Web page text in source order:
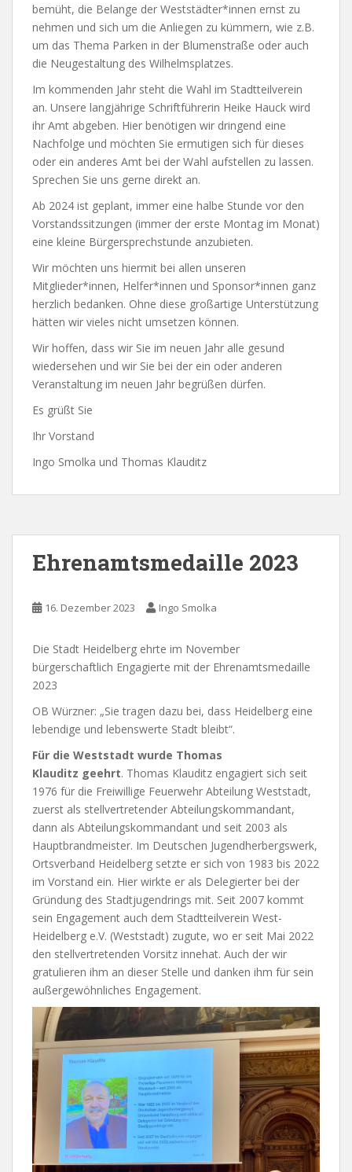
bemüht, die Belange der Weststädter*innen ernst zu
nehmen und sich um die Anliegen zu kümmern, wie z.B.
um das Thema Parken in der Blumenstraße oder auch
die Neugestaltung des Wilhelmsplatzes.
Im kommenden Jahr steht die Wahl im Stadtteilverein
an. Unsere langjährige Schriftführerin Heike Hauck wird
ihr Amt abgeben. Hier benötigen wir dringend eine
Nachfolge und möchten Sie ermutigen sich für dieses
oder ein anderes Amt bei der Wahl aufstellen zu lassen.
Sprechen Sie uns gerne direkt an.
Ab 2024 ist geplant, immer eine halbe Stunde vor den
Vorstandssitzungen (immer der erste Montag im Monat)
eine kleine Bürgersprechstunde anzubieten.
Wir möchten uns hiermit bei allen unseren
Mitglieder*innen, Helfer*innen und Sponsor*innen ganz
herzlich bedanken. Ohne diese großartige Unterstützung
hätten wir vieles nicht umsetzen können.
Wir hoffen, dass wir Sie im neuen Jahr alle gesund
wiedersehen und wir Sie bei der ein oder anderen
Veranstaltung im neuen Jahr begrüßen dürfen.
Es grüßt Sie
Ihr Vorstand
Ingo Smolka und Thomas Klauditz
Ehrenamtsmedaille 2023
16. Dezember 2023 Ingo Smolka
Die Stadt Heidelberg ehrte im November
bürgerschaftlich Engagierte mit der Ehrenamtsmedaille
2023
OB Würzner: „Sie tragen dazu bei, dass Heidelberg eine
lebendige und lebenswerte Stadt bleibt“.
Für die Weststadt wurde Thomas
Klauditz geehrt. Thomas Klauditz engagiert sich seit
1976 für die Freiwillige Feuerwehr Abteilung Weststadt,
zuerst als stellvertretender Abteilungskommandant,
dann als Abteilungskommandant und seit 2003 als
Hauptbrandmeister. Im Deutschen Jugendherbergswerk,
Ortsverband Heidelberg setzte er sich von 1983 bis 2022
im Vorstand ein. Hier wirkte er als Delegierter bei der
Gründung des Stadtjugendrings mit. Seit 2007 kommt
sein Engagement auch dem Stadtteilverein West-
Heidelberg e.V. (Weststadt) zugute, wo er seit Mai 2022
den stellvertretenden Vorsitz innehat. Auch der wir
gratulieren ihm an dieser Stelle und danken ihm für sein
außergewöhnliches Engagement.